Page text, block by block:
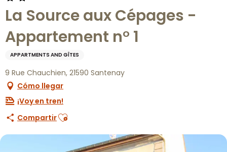
La Source aux Cépages -
Appartement n° 1
APPARTMENTS AND GÎTES
9 Rue Chauchien, 21590 Santenay
Cómo llegar
¡Voy en tren!
CompartirAjouter aux favoris